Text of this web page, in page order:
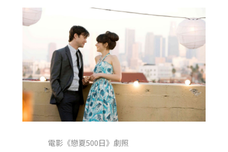
電影《戀夏500日》劇照